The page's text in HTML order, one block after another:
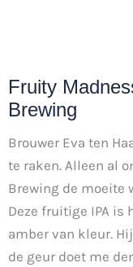
Fruity
Brewing
Brouwer Eva ten
te raken. Alleen al
Brewing de moeite
Deze fruitige IPA is
amber van kleur.
de geur doet me